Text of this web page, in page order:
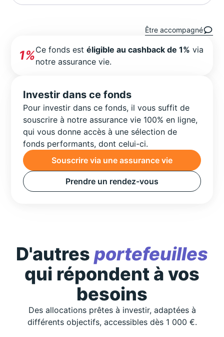
Être accompagné
1%Ce fonds estéligible au cashback de 1% via
notre assurance vie.
Investir dans ce fonds
Pour investir dans ce fonds, il vous suffit de
souscrire à notre assurance vie 100% en ligne,
qui vous donne accès à une sélection de
fonds performants, dont celui-ci.
Souscrire via une assurance vie
Prendre un rendez-vous
D'autres portefeuilles
qui répondent à vos
besoins
Des allocations prêtes à investir, adaptées à
différents objectifs, accessibles dès 1 000 €.